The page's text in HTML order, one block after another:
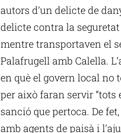
autors d’un delicte de
delicte contra la
mentre transportaven el
Palafrugell amb Calella.
en què el govern local no
per això faran servir “tots
sanció que pertoca. De
amb agents de paisà i